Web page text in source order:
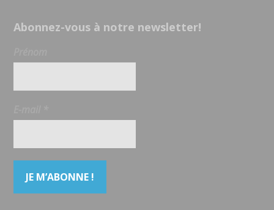
Abonnez-vous à notre newsletter!